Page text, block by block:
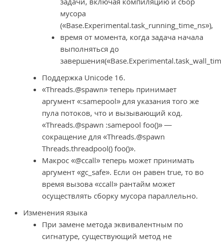
мусора
(«Base.Experimental.task_running_time_ns»),
время от момента, когда задача начала
выполняться до
Поддержка Unicode 16.
«Threads.@spawn» теперь принимает
аргумент «:samepool» для указания того же
пула потоков, что и вызывающий код.
«Threads.@spawn :samepool foo()» —
сокращение для «Threads.@spawn
Threads.threadpool() foo()».
Макрос «@ccall» теперь может принимать
аргумент «gc_safe». Если он равен true, то во
время вызова «ccall» рантайм может
осуществлять сборку мусора параллельно.
Изменения языка
При замене метода эквивалентным по
сигнатуре, существующий метод не